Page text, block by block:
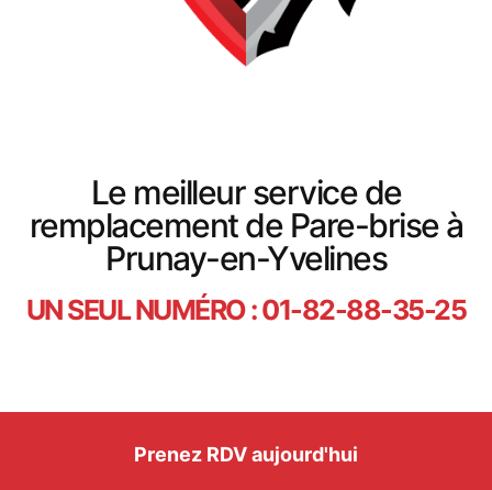
Le meilleur service de
remplacement de Pare-brise à
Prunay-en-Yvelines
UN SEUL NUMÉRO : 01-82-88-35-25
Prenez RDV aujourd'hui